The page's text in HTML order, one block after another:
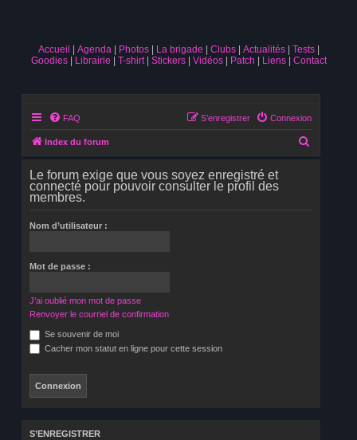
Accueil Agenda Photos La brigade Clubs Actualités
Tests
Goodies
Librairie T-shirt Stickers Vidéos Patch Liens Contact
FAQ Connexion
S’enregistrer
Index du forum
Le forum exige que vous soyez enregistré et
connecté pour pouvoir consulter le profil des
membres.
Nom d’utilisateur :
Mot de passe :
J’ai oublié mon mot de passe
Renvoyer le courriel de confirmation
Se souvenir de moi
Cacher mon statut en ligne pour cette session
S’ENREGISTRER